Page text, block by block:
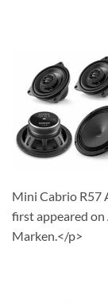
Mini Cabrio R57
first appeared on
Marken.</p>